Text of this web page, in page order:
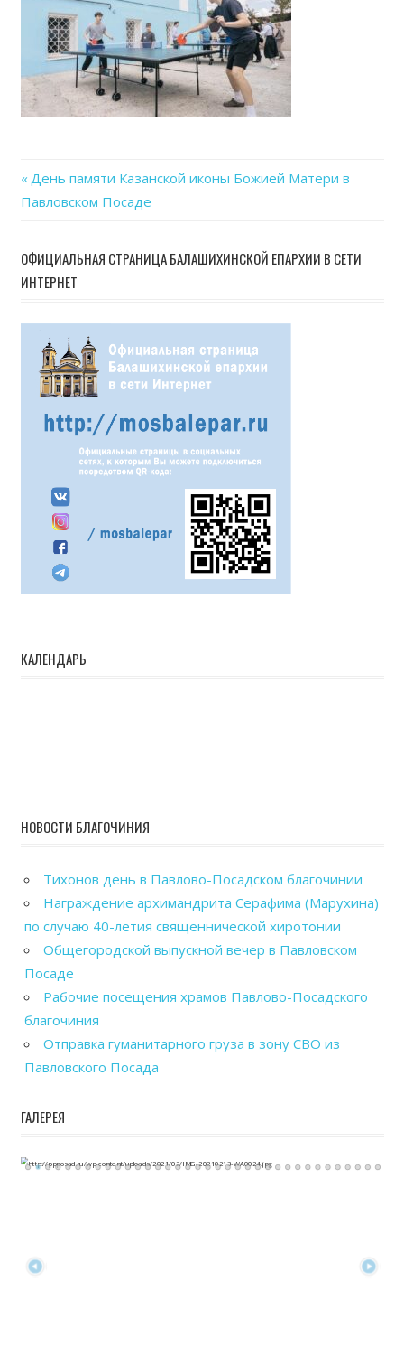
Навигация
записям
Previous
Post:
День памяти Казанской иконы Божией Матери в
Павловском Посаде
ОФИЦИАЛЬНАЯ СТРАНИЦА БАЛАШИХИНСКОЙ ЕПАРХИИ В СЕТИ
ИНТЕРНЕТ
КАЛЕНДАРЬ
НОВОСТИ БЛАГОЧИНИЯ
Тихонов день в Павлово-Посадском благочинии
Награждение архимандрита Серафима (Марухина)
по случаю 40-летия священнической хиротонии
Общегородской выпускной вечер в Павловском
Посаде
Рабочие посещения храмов Павлово-Посадского
благочиния
Отправка гуманитарного груза в зону СВО из
Павловского Посада
ГАЛЕРЕЯ